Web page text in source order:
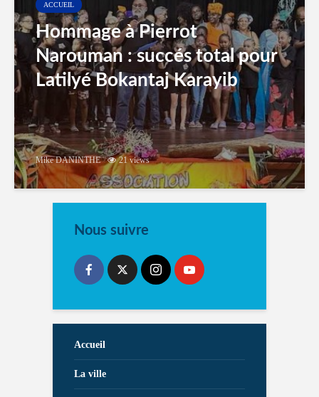
ACCUEIL
Hommage à Pierrot
Narouman : succés total pour
Latilyé Bokantaj Karayib
Mike DANINTHE 21 views
Nous suivre
Accueil
La ville